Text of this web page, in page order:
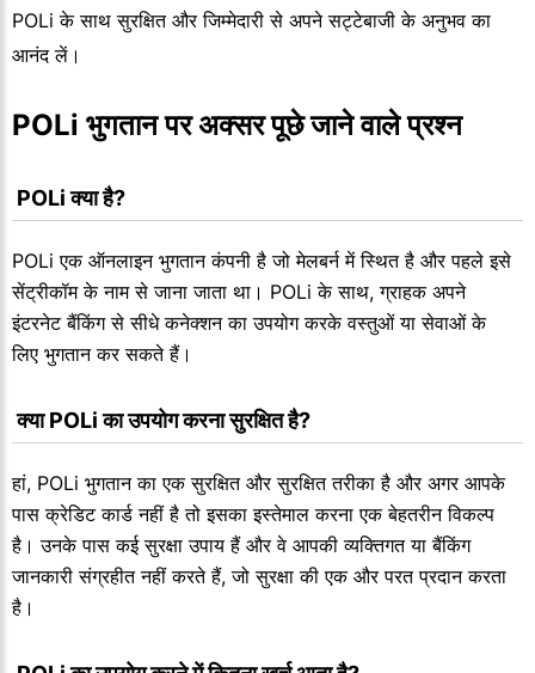
POLi के साथ सुरक्षित और जिम्मेदारी से अपने सट्टेबाजी के अनुभव का
आनंद लें।
POLi भुगतान पर अक्सर पूछे जाने वाले प्रश्न
POLi क्या है?
POLi एक ऑनलाइन भुगतान कंपनी है जो मेलबर्न में स्थित है और पहले इसे
सेंट्रीकॉम के नाम से जाना जाता था। POLi के साथ, ग्राहक अपने
इंटरनेट बैंकिंग से सीधे कनेक्शन का उपयोग करके वस्तुओं या सेवाओं के
लिए भुगतान कर सकते हैं।
क्या POLi का उपयोग करना सुरक्षित है?
हां, POLi भुगतान का एक सुरक्षित और सुरक्षित तरीका है और अगर आपके
पास क्रेडिट कार्ड नहीं है तो इसका इस्तेमाल करना एक बेहतरीन विकल्प
है। उनके पास कई सुरक्षा उपाय हैं और वे आपकी व्यक्तिगत या बैंकिंग
जानकारी संग्रहीत नहीं करते हैं, जो सुरक्षा की एक और परत प्रदान करता
है।